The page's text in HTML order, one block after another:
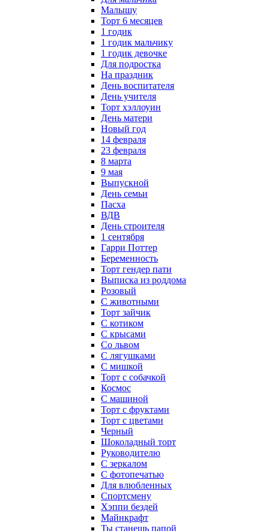
Малышу
Торт 6 месяцев
1 годик
1 годик мальчику
1 годик девочке
Для подростка
На праздник
День воспитателя
День учителя
Торт хэллоуин
День матери
Новый год
14 февраля
23 февраля
8 марта
9 мая
Выпускной
День семьи
Пасха
ВДВ
День строителя
1 сентября
Гарри Поттер
Беременность
Торт гендер пати
Выписка из роддома
Розовый
С животными
Торт зайчик
С котиком
С крысами
Со львом
С лягушками
С мишкой
Торт с собачкой
Космос
С машиной
Торт с фруктами
Торт с цветами
Черный
Шоколадный торт
Руководителю
С зеркалом
С фотопечатью
Для влюбленных
Спортсмену
Хэппи бездей
Майнкрафт
Ты станешь папой